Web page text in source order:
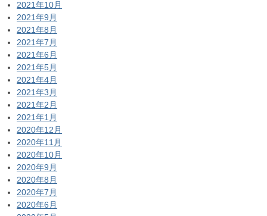
2021年10月
2021年9月
2021年8月
2021年7月
2021年6月
2021年5月
2021年4月
2021年3月
2021年2月
2021年1月
2020年12月
2020年11月
2020年10月
2020年9月
2020年8月
2020年7月
2020年6月